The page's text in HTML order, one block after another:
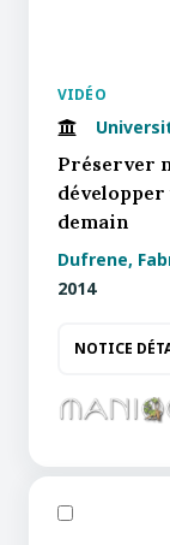
VIDÉO
Préserver
demain
Dufrene,
2014
NOTICE